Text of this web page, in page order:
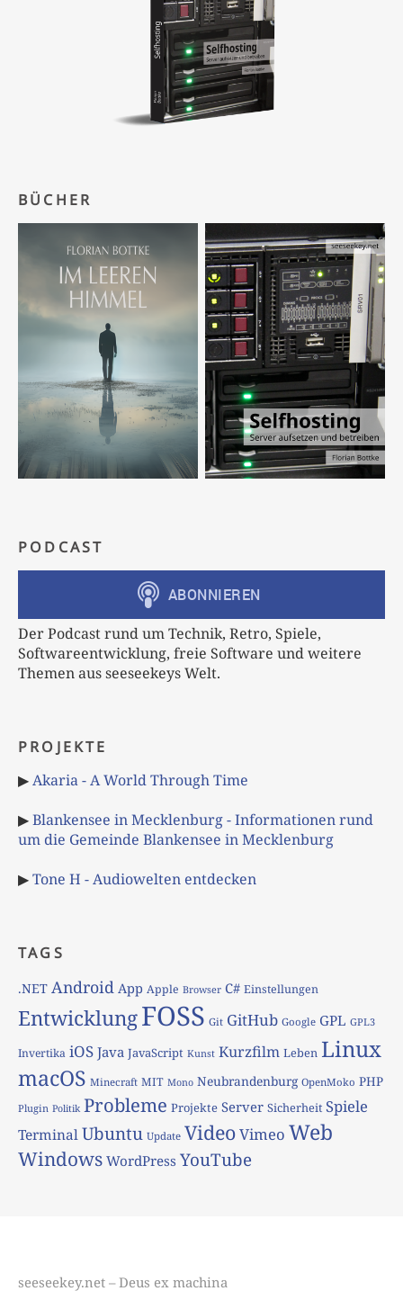
BÜCHER
PODCAST
Der Podcast rund um Technik, Retro, Spiele,
Softwareentwicklung, freie Software und weitere
Themen aus seeseekeys Welt.
PROJEKTE
▶Akaria - A World Through Time
▶Blankensee in Mecklenburg - Informationen rund
um die Gemeinde Blankensee in Mecklenburg
▶Tone H - Audiowelten entdecken
TAGS
.NET Android App Apple Browser C# Einstellungen
EntwicklungFOSS Git GitHub Google GPL GPL3
Invertika iOS Java JavaScript Kunst Kurzfilm Leben Linux
macOS Minecraft MIT Mono Neubrandenburg OpenMoko PHP
Plugin Politik Probleme Projekte Server Sicherheit Spiele
TerminalUbuntu Update VideoVimeo Web
Windows WordPress YouTube
seeseekey.net – Deus ex machina